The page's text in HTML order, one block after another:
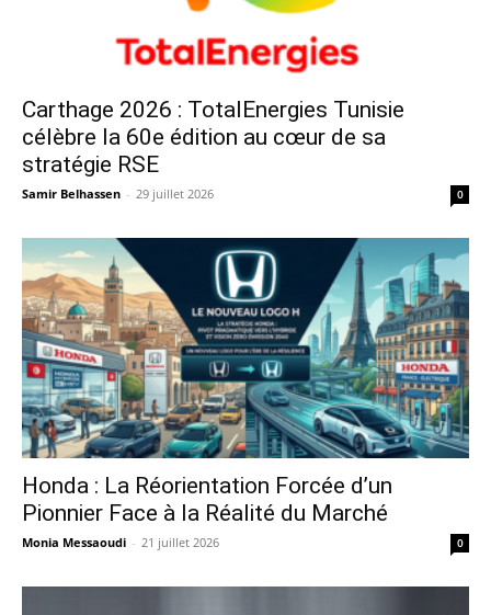
Carthage 2026 : TotalEnergies Tunisie
célèbre la 60e édition au cœur de sa
stratégie RSE
Samir Belhassen - 29 juillet 2026 0
Honda : La Réorientation Forcée d’un
Pionnier Face à la Réalité du Marché
Monia Messaoudi - 21 juillet 2026 0